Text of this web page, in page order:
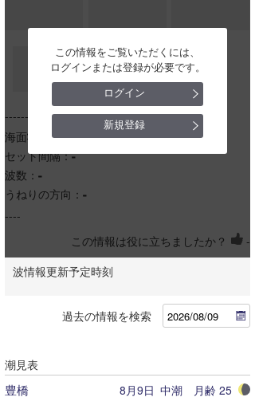
この情報をご覧いただくには、
ログインまたは登録が必要です。
ログイン
新規登録
---------------------
海面状況：-
セット間隔：-
波数：-
うねりの方向：-
----
この情報は役に立ちましたか？
-
波情報更新予定時刻
過去の情報を検索
潮見表
豊橋 8月9日 中潮月齢 25
伊古部
ポポロ
谷ノ口
タンポポ
ミラー